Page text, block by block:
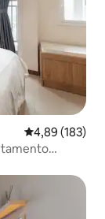
Classificação
4,89 (183)